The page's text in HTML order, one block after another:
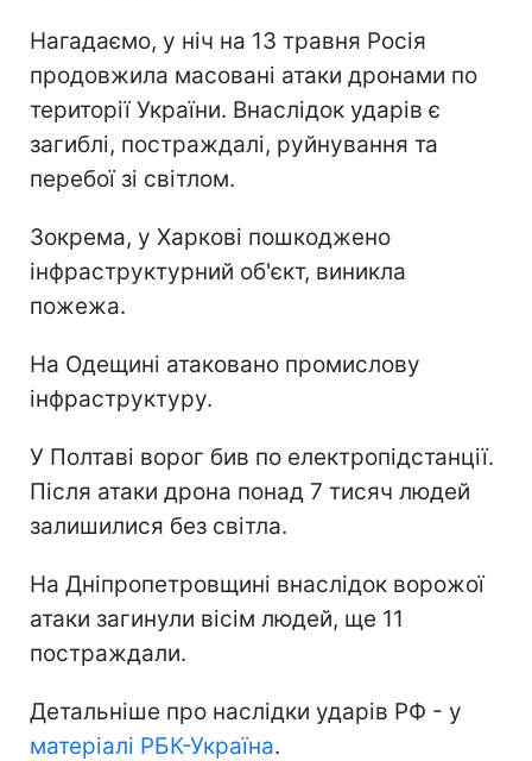
Нагадаємо, у ніч на 13 травня Росія
продовжила масовані атаки дронами по
території України. Внаслідок ударів є
загиблі, постраждалі, руйнування та
перебої зі світлом.
Зокрема, у Харкові пошкоджено
інфраструктурний об'єкт, виникла
пожежа.
На Одещині атаковано промислову
інфраструктуру.
У Полтаві ворог бив по електропідстанції.
Після атаки дрона понад 7 тисяч людей
залишилися без світла.
На Дніпропетровщині внаслідок ворожої
атаки загинули вісім людей, ще 11
постраждали.
Детальніше про наслідки ударів РФ - у
матеріалі РБК-Україна.